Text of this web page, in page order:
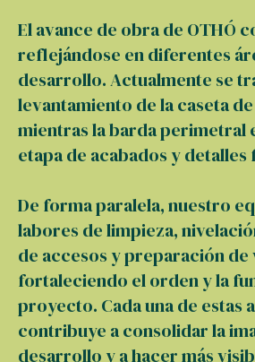
El avance de obra de OTHÓ
reflejándose en diferentes
desarrollo. Actualmente se
levantamiento de la caseta
mientras la barda perimetral
etapa de acabados y detalles
De forma paralela, nuestro
labores de limpieza,
de accesos y preparación de
fortaleciendo el orden y la
proyecto. Cada una de estas
contribuye a consolidar la
desarrollo y a hacer más